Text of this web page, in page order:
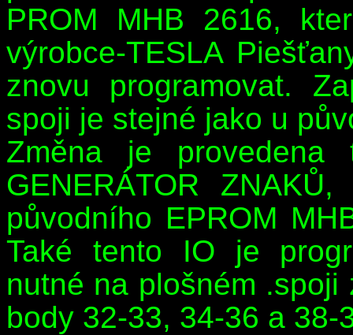
PROM MHB 2616,
výrobce-TESLA
znovu programovat.
spoji je stejné jako u
Změna je
GENERÁTOR
původního EPROM
Také tento IO je
nutné na plošném
body 32-33, 34-36 a 38-